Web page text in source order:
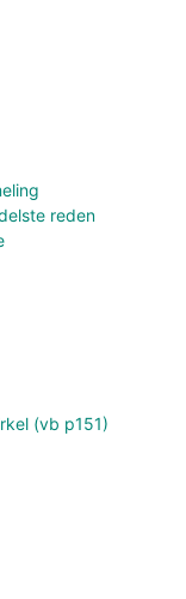
reden
(vb p151)